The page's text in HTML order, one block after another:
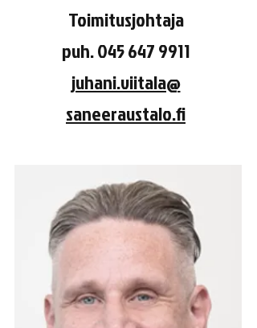
Toimitusjohtaja
puh.045 647 9911
juhani.viitala@
saneeraustalo.fi